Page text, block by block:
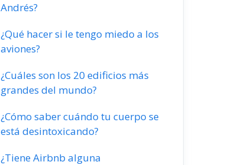
Andrés?
¿Qué hacer si le tengo miedo a los
aviones?
¿Cuáles son los 20 edificios más
grandes del mundo?
¿Cómo saber cuándo tu cuerpo se
está desintoxicando?
¿Tiene Airbnb alguna